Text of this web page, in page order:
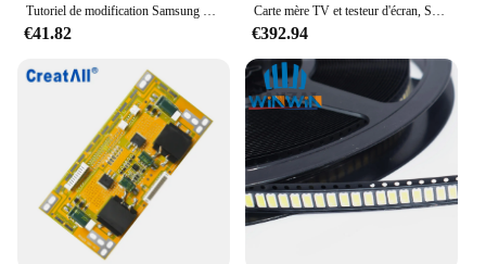
Tutoriel de modification Samsung VGL, réparation du panneau LCD cassé, couleur Y, ligne horizontale anormale, PDF
€41.82
Carte mère TV et testeur d'écran, SAMSUNG SHARP, EXV2080 Smile Pro LVDS, MiniLVDS, 4K-VBY1, 100% d'origine, tout neuf, version complète
€392.94